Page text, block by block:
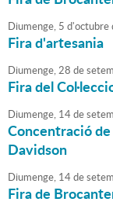
Diumenge, 5 d'octubre
Fira d'artesania
Diumenge,28 de
Fira del
Diumenge, 14de
Concentració
Davidson
Diumenge, 14de
Fira de